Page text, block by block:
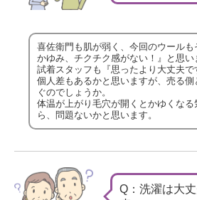
喜佐衛門も肌が弱く、今回のウール
かゆみ、チクチク感がない！』と思い
試着スタッフも『思ったより大丈夫で
個人差もあるかと思いますが、売る
ぐのでしょうか。
体温が上がり毛穴が開くとかゆくな
ら、問題ないかと思います。
Q：洗濯は大